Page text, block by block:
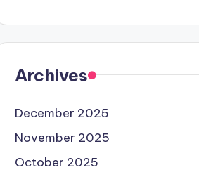
Archives
December 2025
November 2025
October 2025